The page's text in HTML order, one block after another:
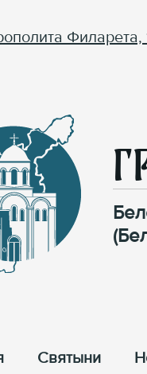
Филарета,
Cвятыни